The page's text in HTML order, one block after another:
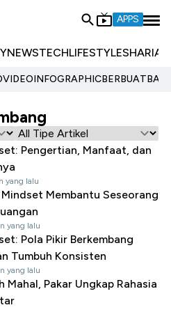
APPS
NEWSTECHLIFESTYLESHARIA
VIDEOINFOGRAPHIC
Pengertian, Manfaat, dan
yang lalu
Membantu Seseorang
yang lalu
Pola Pikir Berkembang
Tumbuh Konsisten
yang lalu
Mahal, Pakar Ungkap Rahasia